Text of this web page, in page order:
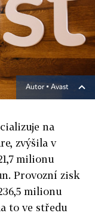
Autor ▪ Avast
na
zvýšila v
milionu
Provozní zisk
milionu
to ve středu